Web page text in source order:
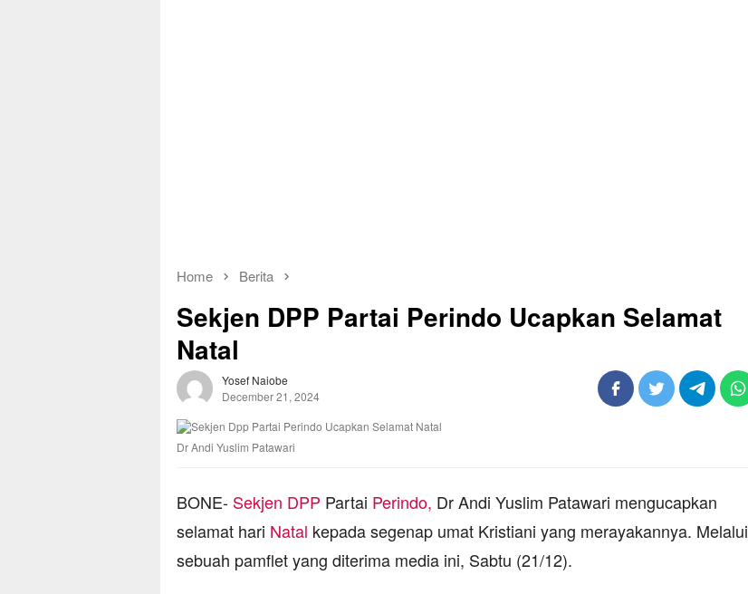
Home Berita
Sekjen DPP Partai Perindo Ucapkan Selamat
Natal
Yosef Naiobe
December 21, 2024
Dr Andi Yuslim Patawari
BONE- Sekjen DPP Partai Perindo, Dr Andi Yuslim Patawari mengucapkan
selamat hari Natal kepada segenap umat Kristiani yang merayakannya. Melalui
sebuah pamflet yang diterima media ini, Sabtu (21/12).